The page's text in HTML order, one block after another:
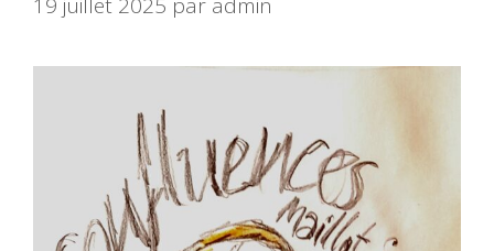
19 juillet 2025 par admin